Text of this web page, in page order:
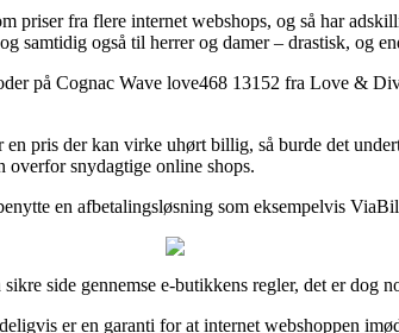
priser fra flere internet webshops, og så har
samtidig også til herrer og damer – drastisk, og
på Cognac Wave love468 13152 fra Love &
pris der kan virke uhørt billig, så burde det
snydagtige online shops.
en afbetalingsløsning som eksempelvis
side gennemse e-butikkens regler, det er dog
er en garanti for at internet webshoppen